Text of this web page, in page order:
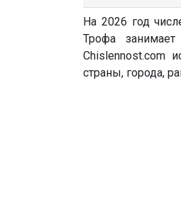
На 2026 год
Трофа
Chislennost.com
страны, города,